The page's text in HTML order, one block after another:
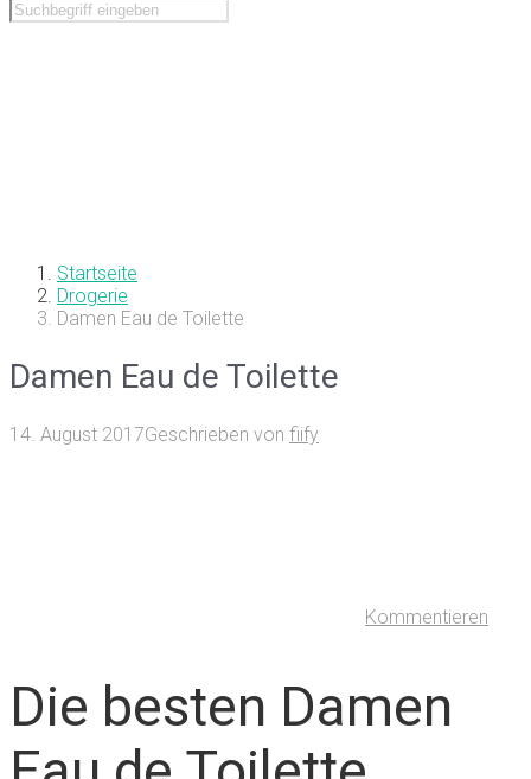
Startseite
Drogerie
Damen Eau de Toilette
Damen Eau de Toilette
14. August 2017Geschrieben von fiify
Kommentieren
Die besten Damen